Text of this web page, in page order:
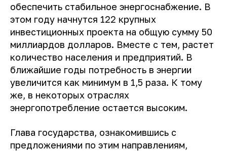
обеспечить стабильное энергоснабжение. В
этом году начнутся 122 крупных
инвестиционных проекта на общую сумму 50
миллиардов долларов. Вместе с тем, растет
количество населения и предприятий. В
ближайшие годы потребность в энергии
увеличится как минимум в 1,5 раза. К тому
же, в некоторых отраслях
энергопотребление остается высоким.
Глава государства, ознакомившись с
предложениями по этим направлениям,